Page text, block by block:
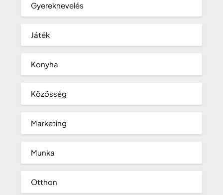
Gyereknevelés
Játék
Konyha
Közösség
Marketing
Munka
Otthon